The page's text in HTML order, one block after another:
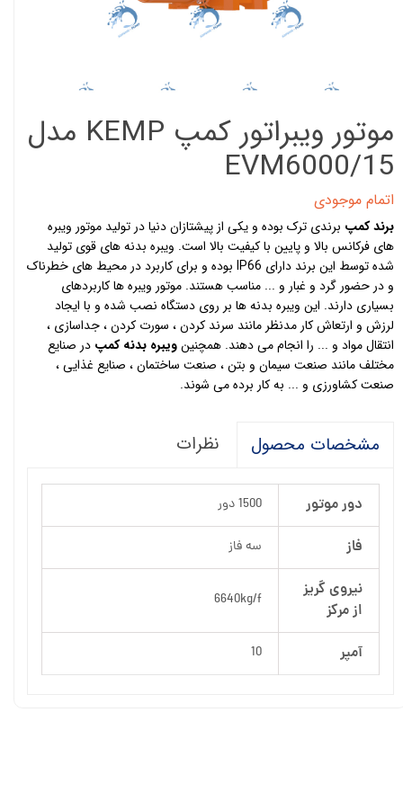
موتور ویبراتور کمپ KEMP مدل
EVM6000/15
اتمام موجودی
برند کمپ برندی ترک بوده و یکی از پیشتازان دنیا در تولید موتور ویبره
های فرکانس بالا و پایین با کیفیت بالا است. ویبره بدنه های قوی تولید
شده توسط این برند دارای IP66 بوده و برای کاربرد در محیط های خطرناک
و در حضور گرد و غبار و ... مناسب هستند. موتور ویبره ها کاربردهای
بسیاری دارند. این ویبره بدنه ها بر روی دستگاه نصب شده و با ایجاد
لرزش و ارتعاش کار مدنظر مانند سرند کردن ، سورت کردن ، جداسازی ،
انتقال مواد و ... را انجام می دهند. همچنینویبره بدنه کمپ در صنایع
مختلف مانند صنعت سیمان و بتن ، صنعت ساختمان ، صنایع غذایی ،
صنعت کشاورزی و ... به کار برده می شوند.
مشخصات محصول نظرات
دور موتور 1500 دور
فاز سه فاز
نیروی گریز
از مرکز
6640kg/f
آمپر 10